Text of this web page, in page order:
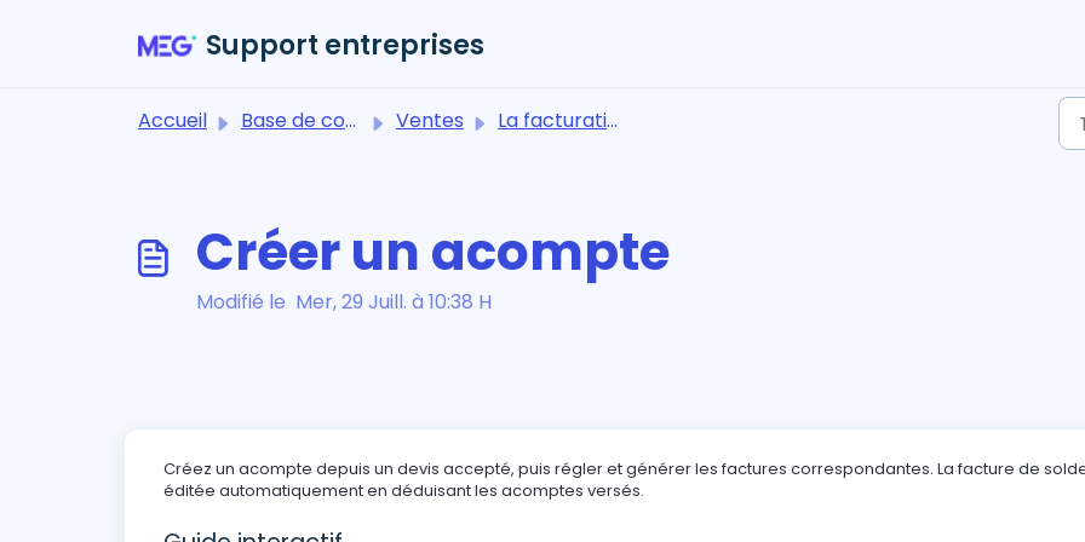
Support entreprises
Accueil Base de connaissances Ventes La facturation
Créer un acompte
Modifié le Mer, 29 Juill. à 10:38 H
Créez un acompte depuis un devis accepté, puis régler et générer les factures correspondantes. La facture de
éditée automatiquement en déduisant les acomptes versés.